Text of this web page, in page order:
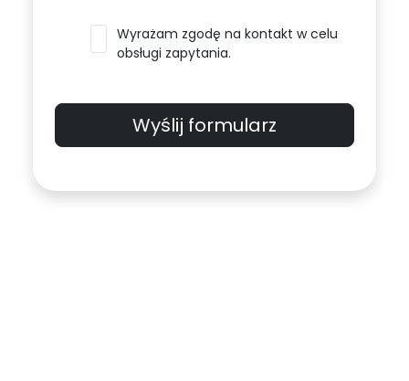
Wyrażam zgodę na kontakt w celu
obsługi zapytania.
Wyślij formularz